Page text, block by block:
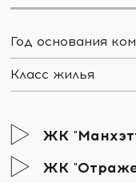
Год основания
Класс жилья
ЖК
ЖК